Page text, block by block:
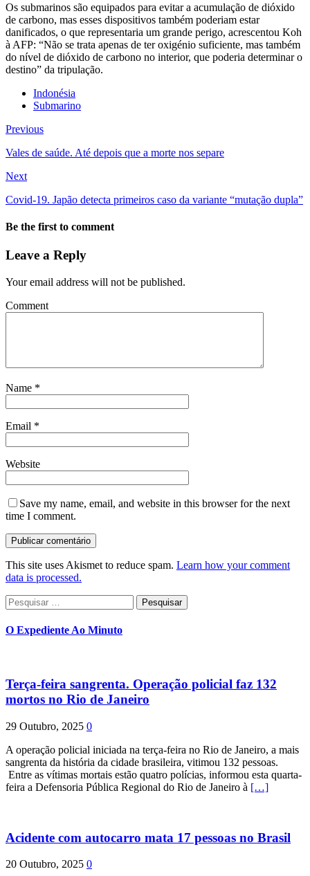
Os submarinos são equipados para evitar a acumulação de dióxido
de carbono, mas esses dispositivos também poderiam estar
danificados, o que representaria um grande perigo, acrescentou Koh
à AFP: “Não se trata apenas de ter oxigénio suficiente, mas também
do nível de dióxido de carbono no interior, que poderia determinar o
destino” da tripulação.
Indonésia
Submarino
Previous
Vales de saúde. Até depois que a morte nos separe
Next
Covid-19. Japão detecta primeiros caso da variante “mutação dupla”
Be the first to comment
Leave a Reply
Your email address will not be published.
Comment
Name *
Email *
Website
Save my name, email, and website in this browser for the next
time I comment.
This site uses Akismet to reduce spam. Learn how your comment
data is processed.
Pesquisar
por:
O Expediente Ao Minuto
Terça-feira sangrenta. Operação policial faz 132
mortos no Rio de Janeiro
29 Outubro, 2025 0
A operação policial iniciada na terça-feira no Rio de Janeiro, a mais
sangrenta da história da cidade brasileira, vitimou 132 pessoas.
Entre as vítimas mortais estão quatro polícias, informou esta quarta-
feira a Defensoria Pública Regional do Rio de Janeiro à […]
Acidente com autocarro mata 17 pessoas no Brasil
20 Outubro, 2025 0